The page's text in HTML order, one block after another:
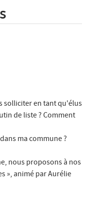
solliciter en tant qu'élus
de liste ? Comment
ma commune ?
nous proposons à nos
», animé par Aurélie